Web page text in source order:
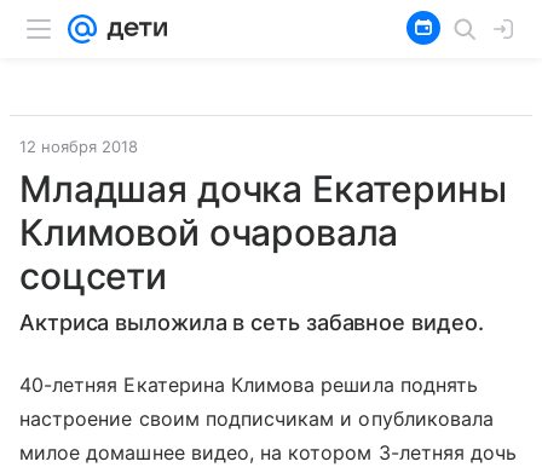
12 ноября 2018
Младшая дочка Екатерины
Климовой очаровала
соцсети
Актриса выложила в сеть забавное видео.
40-летняя Екатерина Климова решила поднять
настроение своим подписчикам и опубликовала
милое домашнее видео, на котором 3-летняя дочь